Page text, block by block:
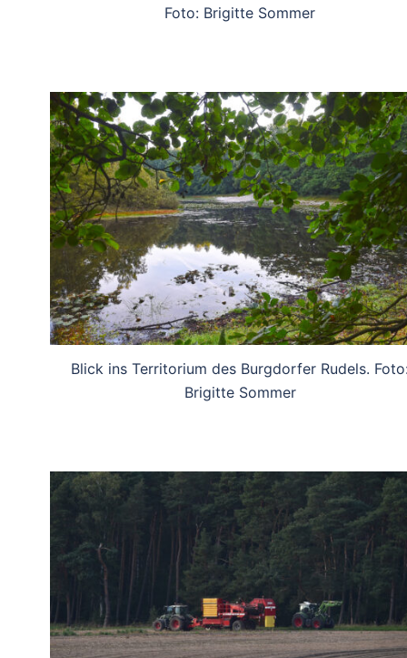
Foto: Brigitte Sommer
Blick ins Territorium des Burgdorfer Rudels.
Brigitte Sommer